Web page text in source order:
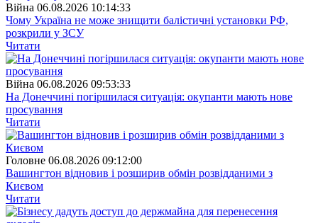
Війна 06.08.2026 10:14:33
Чому Україна не може знищити балістичні установки РФ,
розкрили у ЗСУ
Читати
Війна 06.08.2026 09:53:33
На Донеччині погіршилася ситуація: окупанти мають нове
просування
Читати
Головне 06.08.2026 09:12:00
Вашингтон відновив і розширив обмін розвідданими з
Києвом
Читати